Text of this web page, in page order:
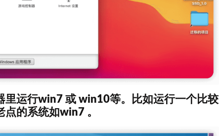
里运行win7 或 win10等。比如运行一个比较
的系统如win7 。